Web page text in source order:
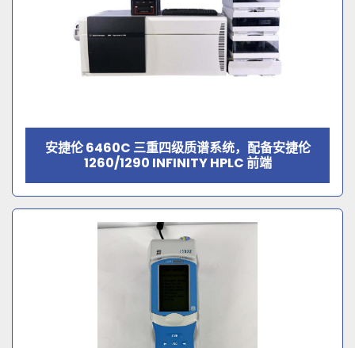
安捷伦 6460C 三重四级质谱系统，配备安捷伦
1260/1290 INFINITY HPLC 前端